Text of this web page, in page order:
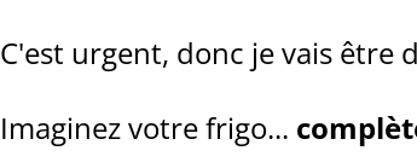
C'est urgent, donc je vais être
Imaginez votre frigo...